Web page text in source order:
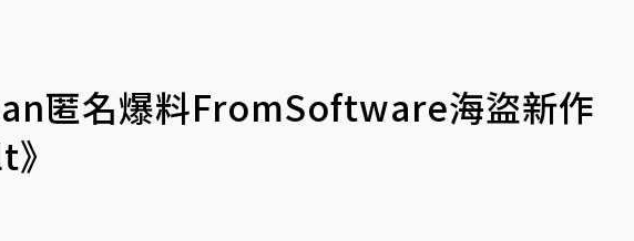
匿名爆料FromSoftware海盜新作